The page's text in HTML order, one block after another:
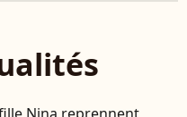
Nina reprennent